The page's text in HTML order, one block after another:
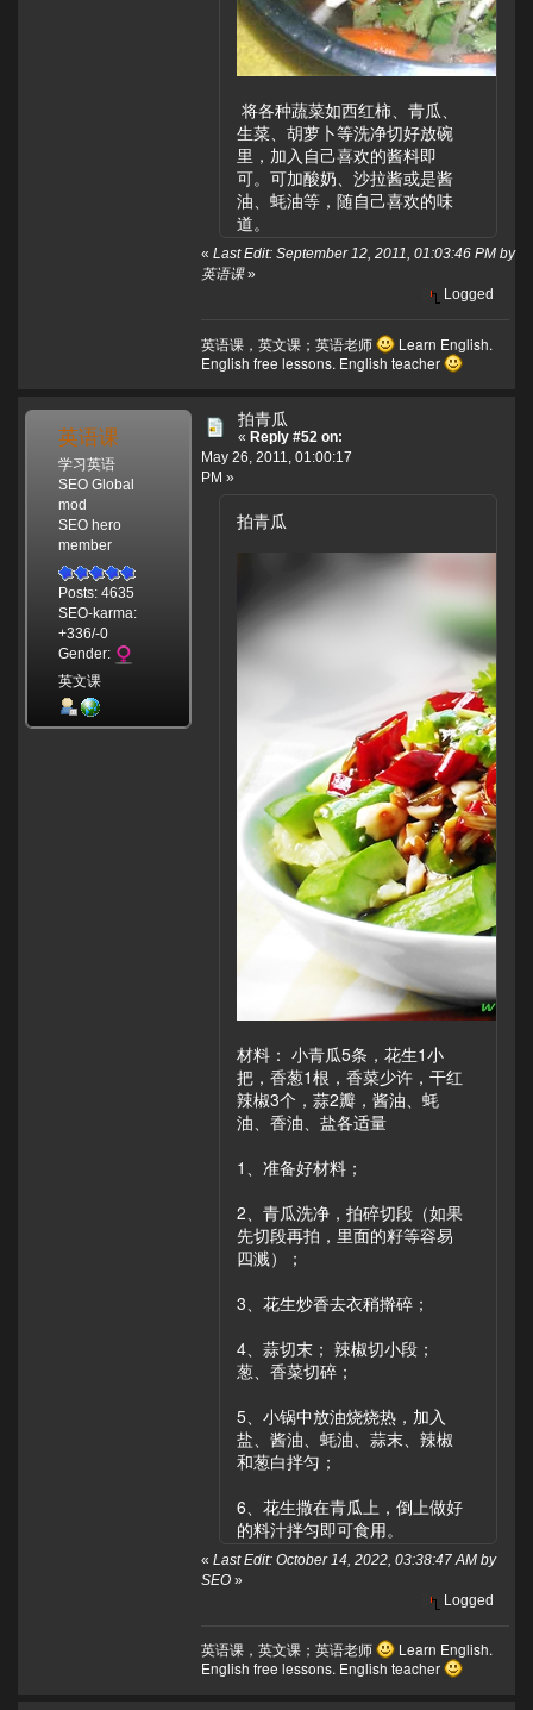
将各种蔬菜如西红柿、青瓜、
生菜、胡萝卜等洗净切好放碗
里，加入自己喜欢的酱料即
可。可加酸奶、沙拉酱或是酱
油、蚝油等，随自己喜欢的味
道。
« Last Edit: September 12, 2011, 01:03:46 PM by
英语课»
Logged
英语课，英文课；英语老师
Learn English.
English free lessons. English teacher
英语课
学习英语
SEO Global
mod
SEO hero
member
Posts: 4635
SEO-karma:
+336/-0
Gender:
英文课
拍青瓜
« Reply #52 on:
May 26, 2011, 01:00:17
PM »
拍青瓜
材料： 小青瓜5条，花生1小
把，香葱1根，香菜少许，干红
辣椒3个，蒜2瓣，酱油、蚝
油、香油、盐各适量
1、准备好材料；
2、青瓜洗净，拍碎切段（如果
先切段再拍，里面的籽等容易
四溅）；
3、花生炒香去衣稍擀碎；
4、蒜切末； 辣椒切小段；
葱、香菜切碎；
5、小锅中放油烧烧热，加入
盐、酱油、蚝油、蒜末、辣椒
和葱白拌匀；
6、花生撒在青瓜上，倒上做好
的料汁拌匀即可食用。
« Last Edit: October 14, 2022, 03:38:47 AM by
SEO »
Logged
英语课，英文课；英语老师
Learn English.
English free lessons. English teacher